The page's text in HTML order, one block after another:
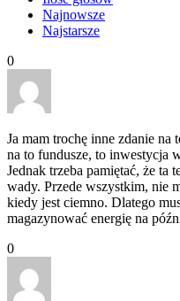
Najnowsze
Najstarsze
0
Ja mam trochę inne zdanie na
na to fundusze, to inwestycja
Jednak trzeba pamiętać, że ta
wady. Przede wszystkim, nie
kiedy jest ciemno. Dlatego
magazynować energię na
0